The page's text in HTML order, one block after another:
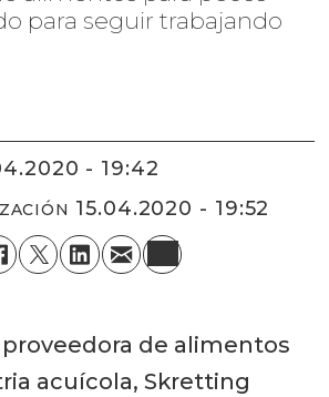
para seguir trabajando
- 19:42
15.04.2020 - 19:52
de alimentos
acuícola, Skretting